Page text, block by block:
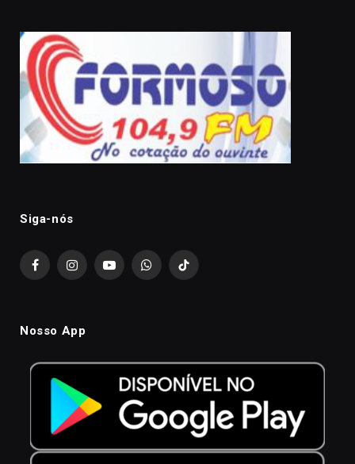
Siga-nós
FacebookInstagramYouTubeWhatsAppTikTok
Nosso App